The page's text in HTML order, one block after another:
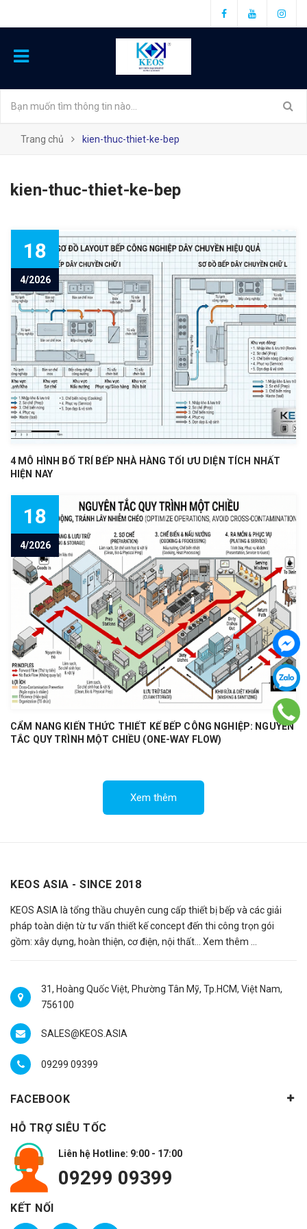
Trang chủ kien-thuc-thiet-ke-bep
kien-thuc-thiet-ke-bep
18
4/2026
4 MÔ HÌNH BỐ TRÍ BẾP NHÀ HÀNG TỐI ƯU DIỆN TÍCH NHẤT
HIỆN NAY
18
4/2026
CẨM NANG KIẾN THỨC THIẾT KẾ BẾP CÔNG NGHIỆP: NGUYÊN
TẮC QUY TRÌNH MỘT CHIỀU (ONE-WAY FLOW)
Xem thêm
KEOS ASIA - SINCE 2018
KEOS ASIA là tổng thầu chuyên cung cấp thiết bị bếp và các giải
pháp toàn diện từ tư vấn thiết kế concept đến thi công trọn gói
gồm: xây dựng, hoàn thiện, cơ điện, nội thất… Xem thêm ...
31, Hoàng Quốc Việt, Phường Tân Mỹ, Tp.HCM, Việt Nam,
756100
SALES@KEOS.ASIA
09299 09399
FACEBOOK
HỖ TRỢ SIÊU TỐC
Liên hệ Hotline: 9:00 - 17:00
09299 09399
KẾT NỐI